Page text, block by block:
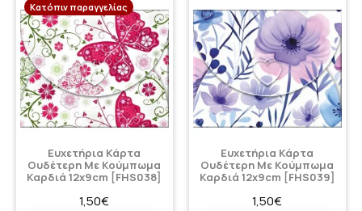
Κατόπιν παραγγελίας
Ευχετήρια Κάρτα
Ουδέτερη Με Κούμπωμα
Καρδιά 12x9cm [FHS038]
1,50€
Ευχετήρια Κάρτα
Ουδέτερη Με Κούμπωμα
Καρδιά 12x9cm [FHS039]
1,50€